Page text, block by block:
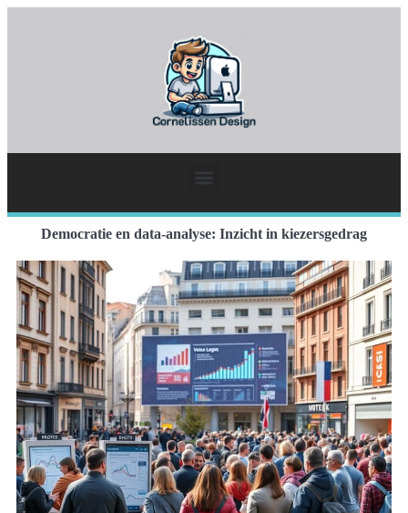
Democratie en data-analyse: Inzicht in kiezersgedrag